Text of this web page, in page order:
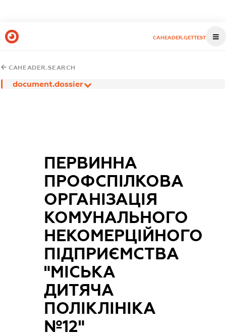
CAHEADER.GETTEST
CAHEADER.SEARCH
document.dossier
ПЕРВИННА
ПРОФСПІЛКОВА
ОРГАНІЗАЦІЯ
КОМУНАЛЬНОГО
НЕКОМЕРЦІЙНОГО
ПІДПРИЄМСТВА
"МІСЬКА
ДИТЯЧА
ПОЛІКЛІНІКА
№12"